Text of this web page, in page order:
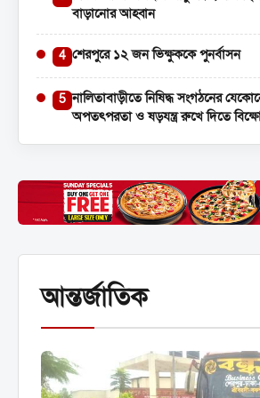
বাড়ানোর আহ্বান
4 শেরপুরে ১২ জন ভিক্ষুককে পুনর্বাসন
5 নালিতাবাড়ীতে নিষিদ্ধ সংগঠনের
অপতৎপরতা ও ষড়যন্ত্র রুখে দিতে
আন্তর্জাতিক